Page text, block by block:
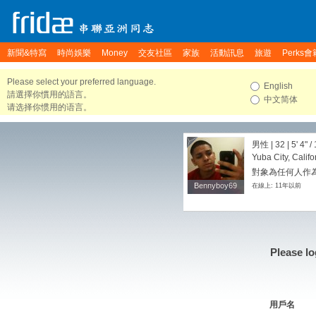
新聞&特寫 時尚娛樂 Money 交友社區 家族 活動訊息 旅遊 Perks會
Please select your preferred language.
請選擇你慣用的語言。
请选择你惯用的语言。
English
中文简体
Bennyboy69
Bennyboy69
男性 | 32 | 5' 4" /
Yuba City,
對象為任何人作
在線上: 11年以前
Please
用戶名